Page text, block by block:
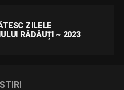
ZILELE
RĂDĂUȚI ~ 2023
STIRI